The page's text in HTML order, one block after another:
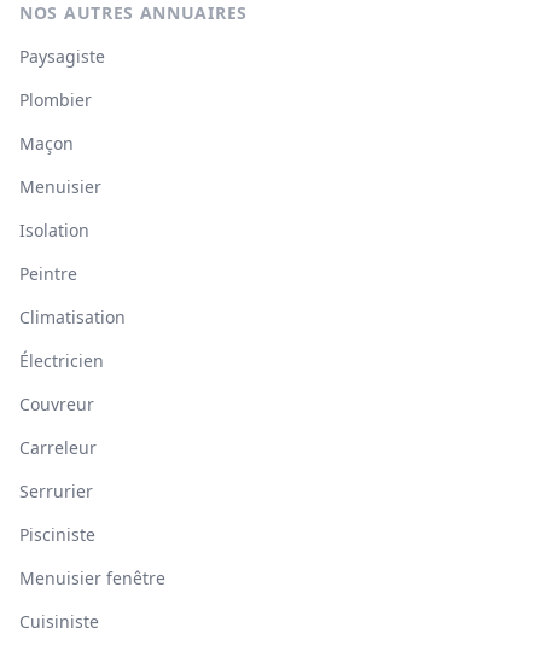
NOS AUTRES ANNUAIRES
Paysagiste
Plombier
Maçon
Menuisier
Isolation
Peintre
Climatisation
Électricien
Couvreur
Carreleur
Serrurier
Pisciniste
Menuisier fenêtre
Cuisiniste